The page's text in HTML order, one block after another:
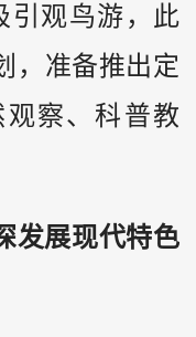
引观鸟游，此
，准备推出定
察、科普教
发展现代特色